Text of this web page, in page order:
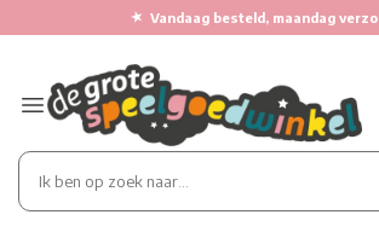
★ Vandaag besteld, maandag